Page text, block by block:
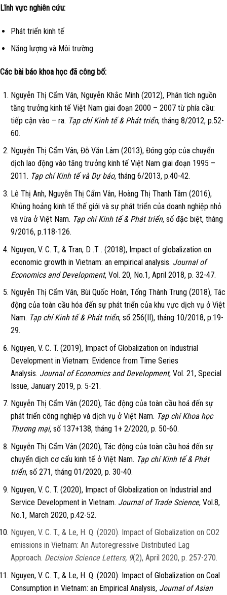
Lĩnh vực nghiên cứu:
Phát triển kinh tế
Năng lượng và Môi trường
Các bài báo khoa học đã công bố:
Nguyễn Thị Cẩm Vân, Nguyễn Khắc Minh (2012), Phân tích nguồn
tăng trưởng kinh tế Việt Nam giai đoạn 2000 – 2007 từ phía cầu:
tiếp cận vào – ra. Tạp chí Kinh tế & Phát triển, tháng 8/2012, p.52-
60.
Nguyễn Thị Cẩm Vân, Đỗ Văn Lâm (2013), Đóng góp của chuyển
dịch lao động vào tăng trưởng kinh tế Việt Nam giai đoạn 1995 –
2011. Tạp chí Kinh tế và Dự báo, tháng 6/2013, p.40-42.
Lê Thị Anh, Nguyễn Thị Cẩm Vân, Hoàng Thị Thanh Tâm (2016),
Khủng hoảng kinh tế thế giới và sự phát triển của doanh nghiệp nhỏ
và vừa ở Việt Nam. Tạp chí Kinh tế & Phát triển, số đặc biệt, tháng
9/2016, p.118-126.
Nguyen, V. C. T., & Tran, D .T . (2018), Impact of globalization on
economic growth in Vietnam: an empirical analysis. Journal of
Economics and Development, Vol. 20, No.1, April 2018, p. 32-47.
Nguyễn Thị Cẩm Vân, Bùi Quốc Hoàn, Tống Thành Trung (2018), Tác
động của toàn cầu hóa đến sự phát triển của khu vực dịch vụ ở Việt
Nam. Tạp chí Kinh tế & Phát triển, số 256(II), tháng 10/2018, p.19-
29.
Nguyen, V. C. T. (2019), Impact of Globalization on Industrial
Development in Vietnam: Evidence from Time Series
Analysis. Journal of Economics and Development, Vol. 21, Special
Issue, January 2019, p. 5-21.
Nguyễn Thị Cẩm Vân (2020), Tác động của toàn cầu hoá đến sự
phát triển công nghiệp và dịch vụ ở Việt Nam. Tạp chí Khoa học
Thương mại, số 137+138, tháng 1+ 2/2020, p. 50-60.
Nguyễn Thị Cẩm Vân (2020), Tác động của toàn cầu hoá đến sự
chuyển dịch cơ cấu kinh tế ở Việt Nam. Tạp chí Kinh tế & Phát
triển, số 271, tháng 01/2020, p. 30-40.
Nguyen, V. C. T. (2020), Impact of Globalization on Industrial and
Service Development in Vietnam. Journal of Trade Science, Vol.8,
No.1, March 2020, p.42-52.
Nguyen, V. C. T., & Le, H. Q. (2020). Impact of Globalization on CO2
emissions in Vietnam: An Autoregressive Distributed Lag
Approach. Decision Science Letters, 9(2), April 2020, p. 257-270.
Nguyen, V. C. T., & Le, H. Q. (2020). Impact of Globalization on Coal
Consumption in Vietnam: an Empirical Analysis, Journal of Asian